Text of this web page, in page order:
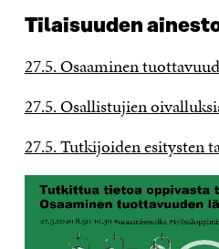
Tilaisuuden
27.5. Osaaminen
27.5. Osallistujien
27.5. Tutkijoiden esitysten
Videotoistin